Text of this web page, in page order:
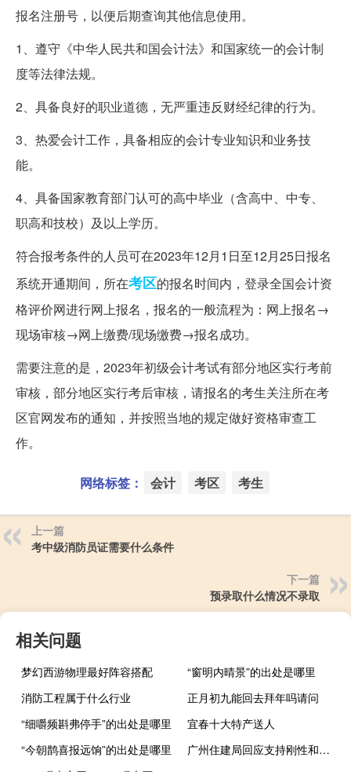
报名注册号，以便后期查询其他信息使用。
1、遵守《中华人民共和国会计法》和国家统一的会计制
度等法律法规。
2、具备良好的职业道德，无严重违反财经纪律的行为。
3、热爱会计工作，具备相应的会计专业知识和业务技
能。
4、具备国家教育部门认可的高中毕业（含高中、中专、
职高和技校）及以上学历。
符合报考条件的人员可在2023年12月1日至12月25日报名
系统开通期间，所在考区的报名时间内，登录全国会计资
格评价网进行网上报名，报名的一般流程为：网上报名→
现场审核→网上缴费/现场缴费→报名成功。
需要注意的是，2023年初级会计考试有部分地区实行考前
审核，部分地区实行考后审核，请报名的考生关注所在考
区官网发布的通知，并按照当地的规定做好资格审查工
作。
网络标签： 会计 考区 考生
上一篇
考中级消防员证需要什么条件
下一篇
预录取什么情况不录取
相关问题
梦幻西游物理最好阵容搭配
“窗明内晴景”的出处是哪里
消防工程属于什么行业
正月初九能回去拜年吗请问
“细嚼频斟弗停手”的出处是哪里
宜春十大特产送人
“今朝鹊喜报远饷”的出处是哪里
广州住建局回应支持刚性和改善性住房需求：相关政策正在研究中